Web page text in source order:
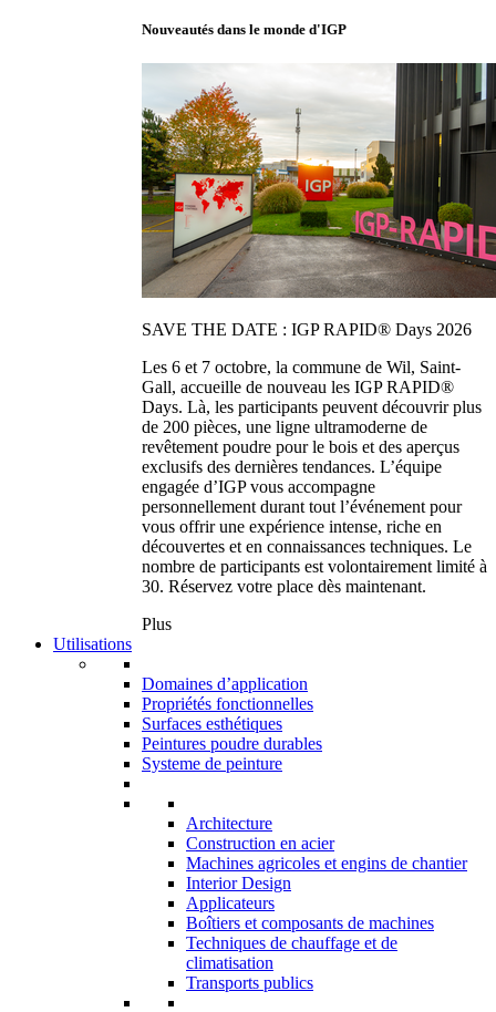
Nouveautés dans le monde d'IGP
SAVE THE DATE : IGP RAPID® Days 2026
Les 6 et 7 octobre, la commune de Wil, Saint-
Gall, accueille de nouveau les IGP RAPID®
Days. Là, les participants peuvent découvrir plus
de 200 pièces, une ligne ultramoderne de
revêtement poudre pour le bois et des aperçus
exclusifs des dernières tendances. L’équipe
engagée d’IGP vous accompagne
personnellement durant tout l’événement pour
vous offrir une expérience intense, riche en
découvertes et en connaissances techniques. Le
nombre de participants est volontairement limité à
30. Réservez votre place dès maintenant.
Plus
Utilisations
Domaines d’application
Propriétés fonctionnelles
Surfaces esthétiques
Peintures poudre durables
Systeme de peinture
Architecture
Construction en acier
Machines agricoles et engins de chantier
Interior Design
Applicateurs
Boîtiers et composants de machines
Techniques de chauffage et de
climatisation
Transports publics